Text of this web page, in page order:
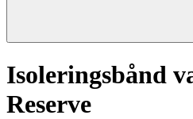
Isoleringsbånd
Reserve